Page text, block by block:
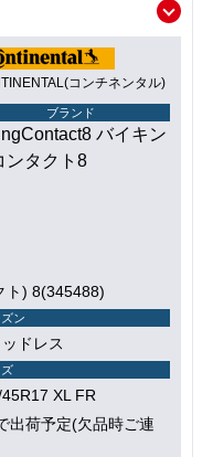
コンチネンタル)
ブランド
バイキン
ンタクト8
ト) 8(345488)
ン
ドレス
XL FR
出荷予定(欠品時ご連